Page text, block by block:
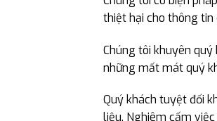
thiệt hại cho thông tin
Chúng tôi khuyên
những mất mát quý
Quý khách tuyệt đối
liệu. Nghiêm cấm